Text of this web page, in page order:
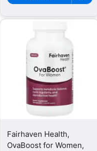
Fairhaven Health,
OvaBoost for Women,